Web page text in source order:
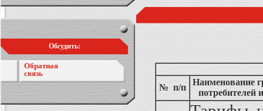
Обсудить:
Обратная
связь
№ п/п
Наименование
потребителей